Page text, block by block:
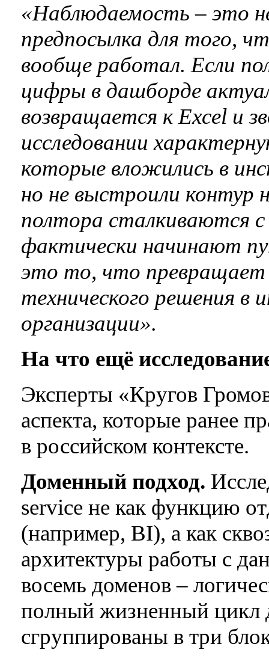
«Наблюдаемость – это
предпосылка для того,
вообще работал. Если
цифры в дашборде
возвращается к Excel и
исследовании
которые вложились в
но не выстроили контур
полтора сталкиваются
фактически начинают
это то, что превращает
технического решения в
организации».
На что ещё
Эксперты «Кругов
аспекта, которые ранее
в российском контексте.
Доменный подход.
service не как функцию
(например, BI), а как
архитектуры работы с
восемь доменов –
полный жизненный цикл
сгруппированы в три